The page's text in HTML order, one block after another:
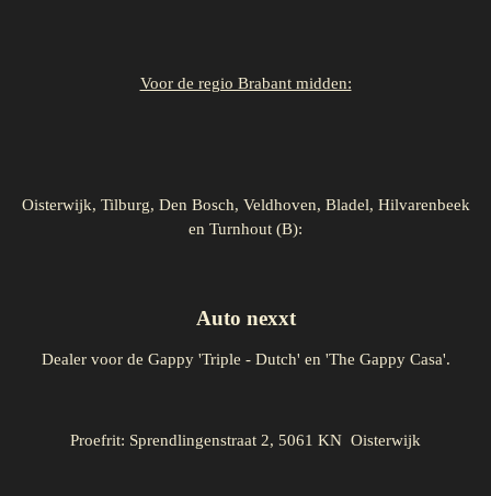
Voor de regio Brabant midden:
Oisterwijk, Tilburg, Den Bosch, Veldhoven, Bladel, Hilvarenbeek
en Turnhout (B):
Auto nexxt
Dealer voor de Gappy 'Triple - Dutch' en 'The Gappy Casa'.
Proefrit: Sprendlingenstraat 2, 5061 KN Oisterwijk